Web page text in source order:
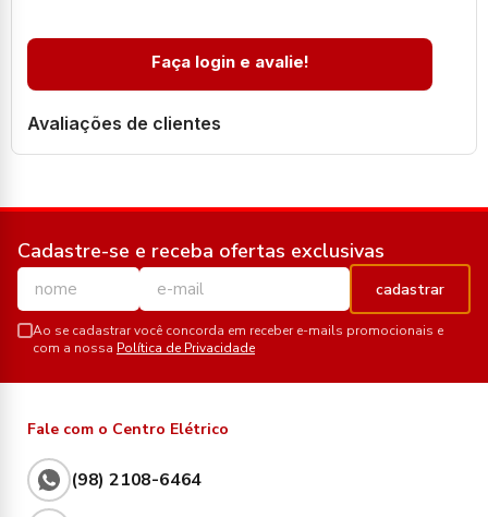
Faça login e avalie!
Avaliações de clientes
Cadastre-se e receba ofertas exclusivas
cadastrar
Ao se cadastrar você concorda em receber e-mails promocionais e
com a nossa Política de Privacidade
Fale com o Centro Elétrico
(98) 2108-6464